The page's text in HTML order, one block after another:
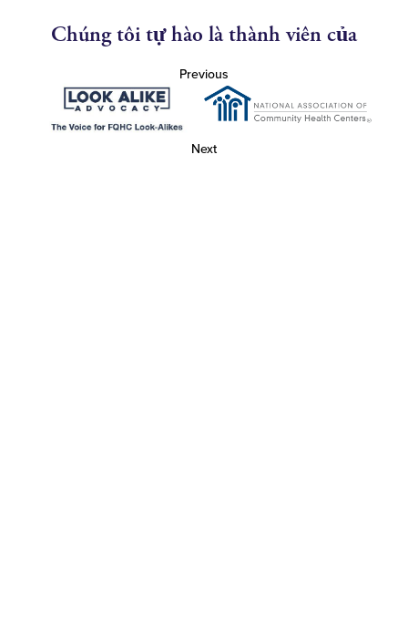
Chúng tôi tự hào là thành viên của
Previous
Next